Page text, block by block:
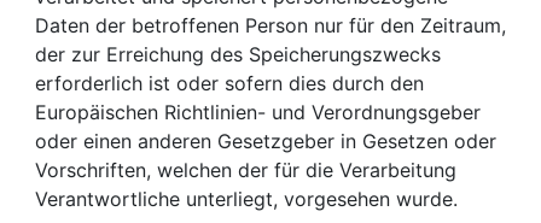
Daten der betroffenen Person nur für den Zeitraum,
der zur Erreichung des Speicherungszwecks
erforderlich ist oder sofern dies durch den
Europäischen Richtlinien- und Verordnungsgeber
oder einen anderen Gesetzgeber in Gesetzen oder
Vorschriften, welchen der für die Verarbeitung
Verantwortliche unterliegt, vorgesehen wurde.